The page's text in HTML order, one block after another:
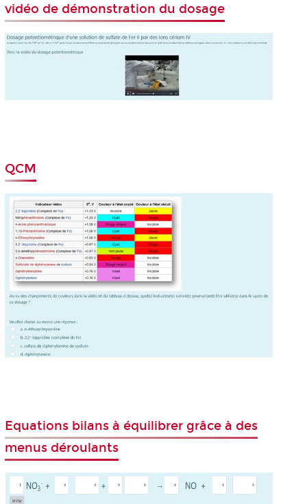
vidéo de démonstration du dosage
QCM
Equations bilans à équilibrer grâce à des
menus déroulants